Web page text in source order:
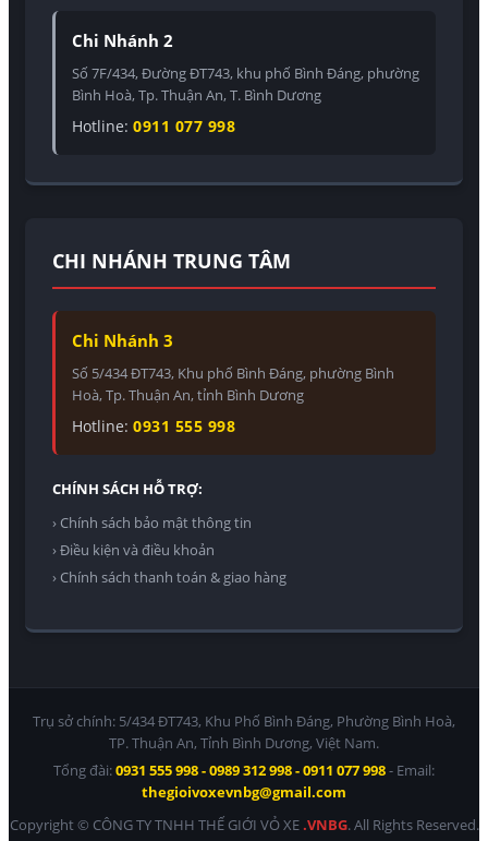
Chi Nhánh 2
Số 7F/434, Đường ĐT743, khu phố Bình Đáng, phường
Bình Hoà, Tp. Thuận An, T. Bình Dương
Hotline: 0911 077 998
CHI NHÁNH TRUNG TÂM
Chi Nhánh 3
Số 5/434 ĐT743, Khu phố Bình Đáng, phường Bình
Hoà, Tp. Thuận An, tỉnh Bình Dương
Hotline: 0931 555 998
CHÍNH SÁCH HỖ TRỢ:
› Chính sách bảo mật thông tin
› Điều kiện và điều khoản
› Chính sách thanh toán & giao hàng
Trụ sở chính: 5/434 ĐT743, Khu Phố Bình Đáng, Phường Bình Hoà,
TP. Thuận An, Tỉnh Bình Dương, Việt Nam.
Tổng đài:0931 555 998 - 0989 312 998 - 0911 077 998- Email:
thegioivoxevnbg@gmail.com
Copyright © CÔNG TY TNHH THẾ GIỚI VỎ XE.VNBG. All Rights Reserved.